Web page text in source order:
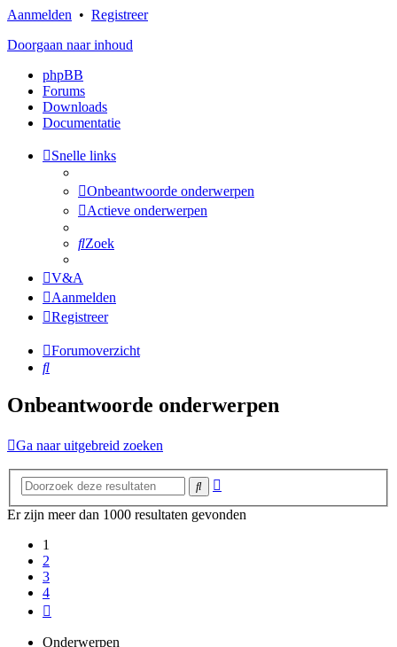
Aanmelden • Registreer
Doorgaan naar inhoud
phpBB
Forums
Downloads
Documentatie
Snelle links
Onbeantwoorde onderwerpen
Actieve onderwerpen
Zoek
V&A
Aanmelden
Registreer
Forumoverzicht
Zoek
Onbeantwoorde onderwerpen
Ga naar uitgebreid zoeken
Zoek
Er zijn meer dan 1000 resultaten gevonden
1
2
3
4
Onderwerpen